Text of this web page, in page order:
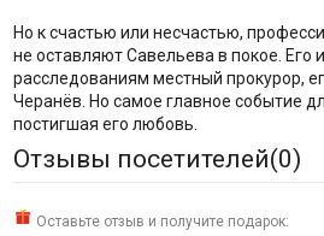
Но к счастью или несчастью,
не оставляют Савельева в покое. Его
расследованиям местный прокурор,
Черанёв. Но самое главное событие
постигшая его любовь.
Отзывы посетителей(0)
Оставьте отзыв и получите подарок: